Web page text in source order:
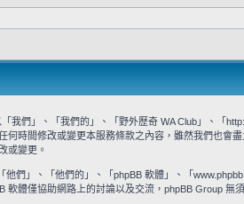
我們」、「我們的」、「野外歷奇 WA Club」、「
何時間修改或變更本服務條款之內容，雖然我們也
或變更。
們」、「他們的」、「phpBB 軟體」、「
軟體僅協助網路上的討論以及交流，phpBB Group 無